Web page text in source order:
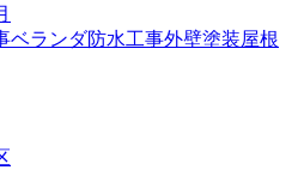
ベランダ防水工事外壁塗装屋根